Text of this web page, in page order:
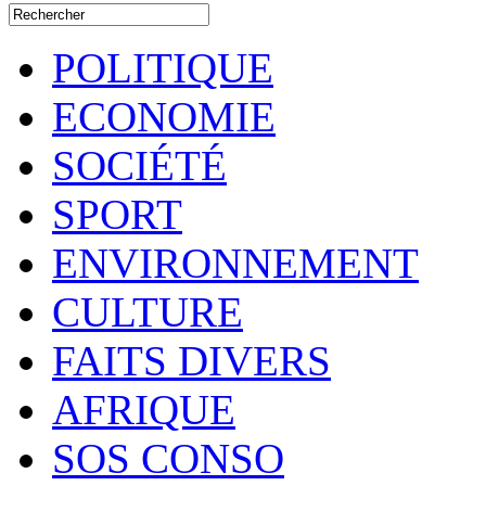
POLITIQUE
ECONOMIE
SOCIÉTÉ
SPORT
ENVIRONNEMENT
CULTURE
FAITS DIVERS
AFRIQUE
SOS CONSO